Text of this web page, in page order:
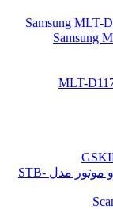
استابلایزر دلتا 30kva سه فاز سروو موتور مدل STB-